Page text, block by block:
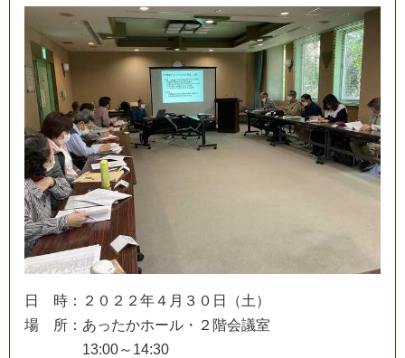
日 時 ： ２ ０ ２ ２ 年４ 月 ３ ０ 日 （土 ）
場
所 ： あったかホール ・ ２ 階会議室
13:00～ 14:30